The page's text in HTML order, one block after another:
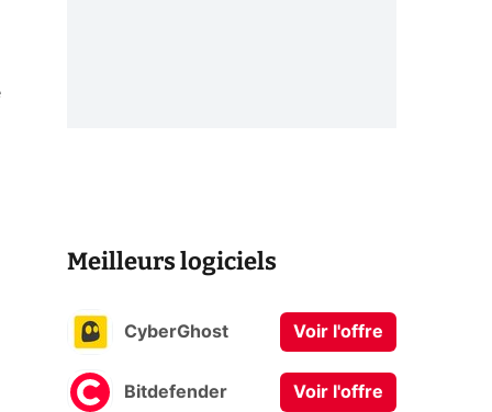
Meilleurs logiciels
CyberGhost Voir l'offre
Bitdefender Voir l'offre